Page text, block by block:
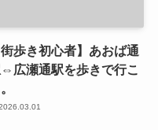
街歩き初心者】あおば通
広瀬通駅を歩きで行こ